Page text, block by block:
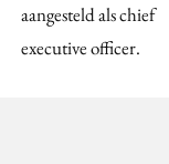
aangesteld als chief
executive officer.